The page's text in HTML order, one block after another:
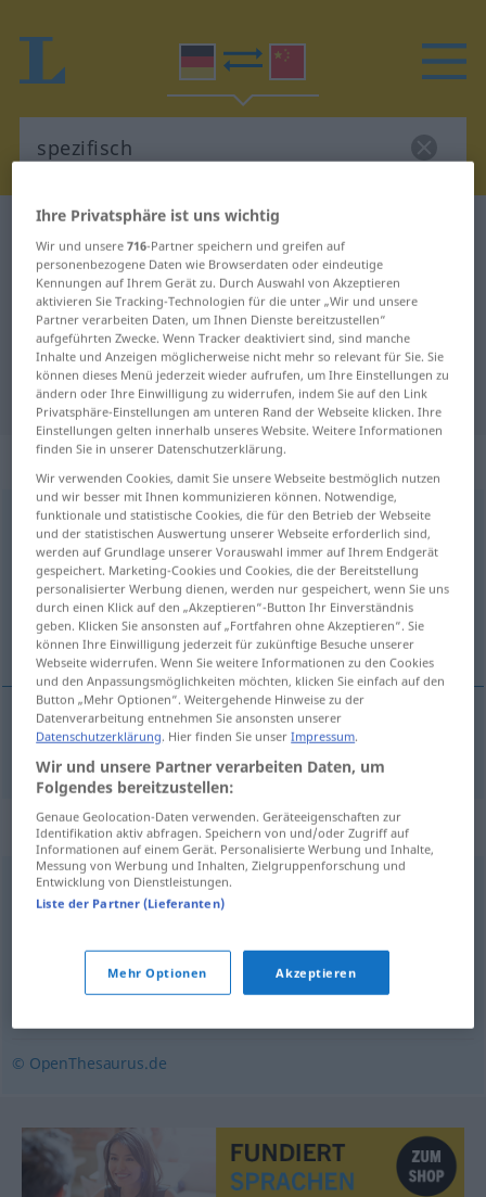
Deutsch-Chinesisch Wörterbuch
Deutsch-Chinesisch Übersetzung
für "spezifisch"
"spezifisch" Chinesisch
Übersetzung
„spezifisch“
spezifisch
Übersicht aller Übersetzungen
(Für mehr Details die Übersetzung anklicken/antippen)
特有的 特定的
特有的[tèyǒude], 特定的 [tèdìngde] spezifisch
Synonyme für "spezifisch"
bestimmt,eigen,eindeutig
© OpenThesaurus.de
Ihre Privatsphäre ist uns wichtig
Wir und unsere716-Partner speichern und greifen auf
personenbezogene Daten wie Browserdaten oder eindeutige
Kennungen auf Ihrem Gerät zu. Durch Auswahl von Akzeptieren
aktivieren Sie Tracking-Technologien für die unter „Wir und unsere
Partner verarbeiten Daten, um Ihnen Dienste bereitzustellen“
aufgeführten Zwecke. Wenn Tracker deaktiviert sind, sind manche
Inhalte und Anzeigen möglicherweise nicht mehr so relevant für Sie. Sie
können dieses Menü jederzeit wieder aufrufen, um Ihre Einstellungen zu
ändern oder Ihre Einwilligung zu widerrufen, indem Sie auf den Link
Privatsphäre-Einstellungen am unteren Rand der Webseite klicken. Ihre
Einstellungen gelten innerhalb unseres Website. Weitere Informationen
finden Sie in unserer Datenschutzerklärung.
Wir verwenden Cookies, damit Sie unsere Webseite bestmöglich nutzen
und wir besser mit Ihnen kommunizieren können. Notwendige,
funktionale und statistische Cookies, die für den Betrieb der Webseite
und der statistischen Auswertung unserer Webseite erforderlich sind,
werden auf Grundlage unserer Vorauswahl immer auf Ihrem Endgerät
gespeichert. Marketing-Cookies und Cookies, die der Bereitstellung
personalisierter Werbung dienen, werden nur gespeichert, wenn Sie uns
durch einen Klick auf den „Akzeptieren“-Button Ihr Einverständnis
geben. Klicken Sie ansonsten auf „Fortfahren ohne Akzeptieren“. Sie
können Ihre Einwilligung jederzeit für zukünftige Besuche unserer
Webseite widerrufen. Wenn Sie weitere Informationen zu den Cookies
und den Anpassungsmöglichkeiten möchten, klicken Sie einfach auf den
Button „Mehr Optionen“. Weitergehende Hinweise zu der
Datenverarbeitung entnehmen Sie ansonsten unserer
Datenschutzerklärung. Hier finden Sie unserImpressum.
Wir und unsere Partner verarbeiten Daten, um
Folgendes bereitzustellen:
Genaue Geolocation-Daten verwenden. Geräteeigenschaften zur
Identifikation aktiv abfragen. Speichern von und/oder Zugriff auf
Informationen auf einem Gerät. Personalisierte Werbung und Inhalte,
Messung von Werbung und Inhalten, Zielgruppenforschung und
Entwicklung von Dienstleistungen.
Liste der Partner (Lieferanten)
Mehr Optionen Akzeptieren